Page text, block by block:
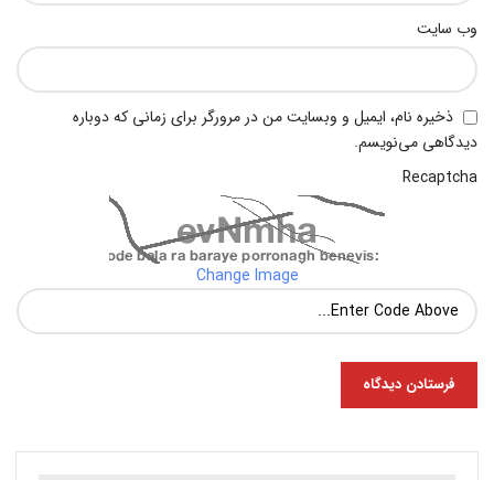
وب‌ سایت
ذخیره نام، ایمیل و وبسایت من در مرورگر برای زمانی که دوباره
دیدگاهی می‌نویسم.
Recaptcha
Change Image